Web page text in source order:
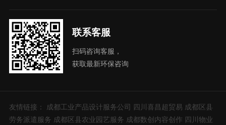
联系客服
扫码咨询客服，
获取最新环保咨询
友情链接： 成都工业产品设计服务公司 四川喜昌超贸易 成都区县
劳务派遣服务 成都区县农业园艺服务 成都数创内容创作 四川物业